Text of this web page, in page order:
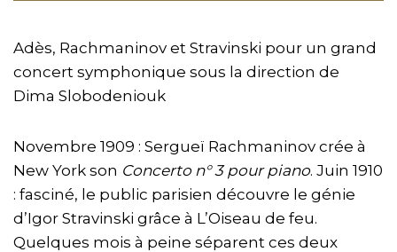
Adès, Rachmaninov et Stravinski pour un grand
concert symphonique sous la direction de
Dima Slobodeniouk
Novembre 1909 : Sergueï Rachmaninov crée à
New York son Concerto n° 3 pour piano. Juin 1910
: fasciné, le public parisien découvre le génie
d’Igor Stravinski grâce à L’Oiseau de feu.
Quelques mois à peine séparent ces deux